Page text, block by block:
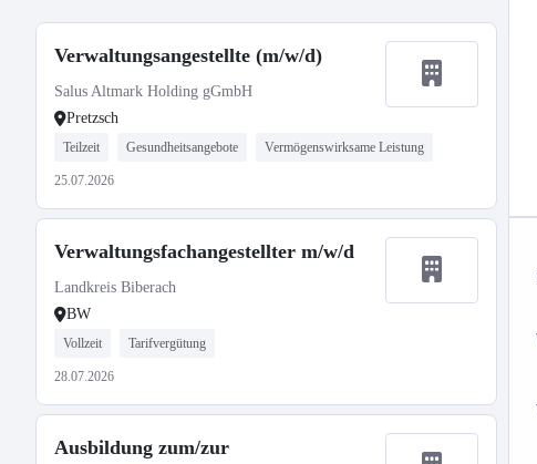
Verwaltungsangestellte (m/w/d)
Salus Altmark Holding gGmbH
Pretzsch
Teilzeit Gesundheitsangebote Vermögenswirksame Leistung
25.07.2026
Verwaltungsfachangestellter m/w/d
Landkreis Biberach
BW
Vollzeit Tarifvergütung
28.07.2026
Ausbildung zum/zur